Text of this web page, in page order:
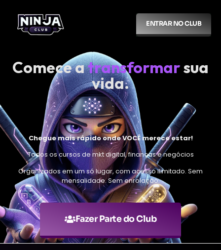
ENTRAR NO CLUB
Comece atransformarsua
vida.
Chegue mais rápido onde VOCÊ merece estar!
Todos os cursos de mkt digital, finanças e negócios
Organizados em um só lugar, com acesso Ilimitado. Sem
mensalidade. Sem enrolação.
Fazer Parte do Club